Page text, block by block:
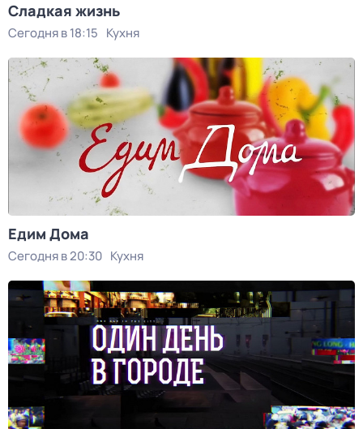
Сладкая жизнь
Сегодня в 18:15 Кухня
Едим Дома
Сегодня в 20:30 Кухня